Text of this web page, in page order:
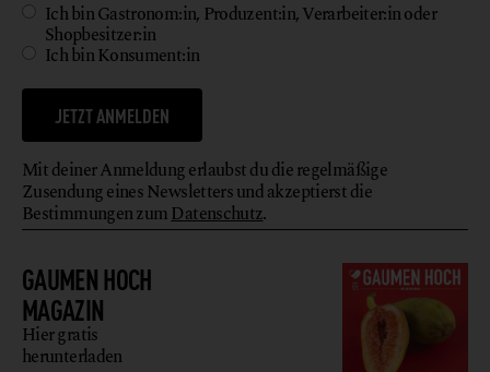
GAUMEN HOCH
MAGAZIN
Hier gratis
herunterladen
Ich bin Gastronom:in, Produzent:in, Verarbeiter:in oder
Shopbesitzer:in
Ich bin Konsument:in
JETZT ANMELDEN
Mit deiner Anmeldung erlaubst du die regelmäßige
Zusendung eines Newsletters und akzeptierst die
Bestimmungen zumDatenschutz.